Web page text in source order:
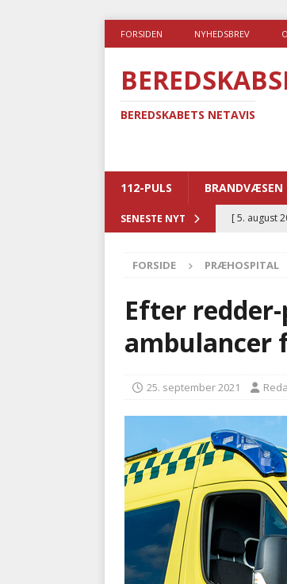
FORSIDEN NYHEDSBREV
BEREDSKABETS NETAVIS
112-PULS BRANDVÆSEN
SENESTE NYT [ 5. august
[ 4. august
kriminalitet
[ 3. august
med at falde
i det
FORSIDE PRÆHOSPITAL
Efter
ambulancer
25. september 2021